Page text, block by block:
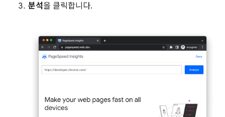
분석을 클릭합니다.